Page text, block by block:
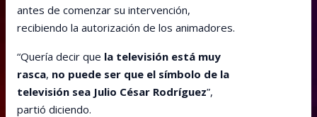
antes de comenzar su intervención,
recibiendo la autorización de los animadores.
“Quería decir que la televisión está muy
rasca, no puede ser que el símbolo de la
televisión sea Julio César Rodríguez”,
partió diciendo.